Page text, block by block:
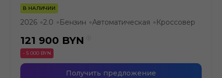
В НАЛИЧИИ
2026 ●2.0 ● Бензин ●Автоматическая ● Кроссовер
121 900 BYN
- 5 000 BYN
Получить предложение